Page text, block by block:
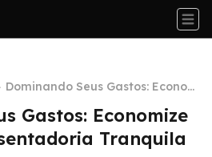
Dominando Seus Gastos: Econom
ize para uma Aposentadoria Tra
nquila
Gastos: Economize
Tranquila